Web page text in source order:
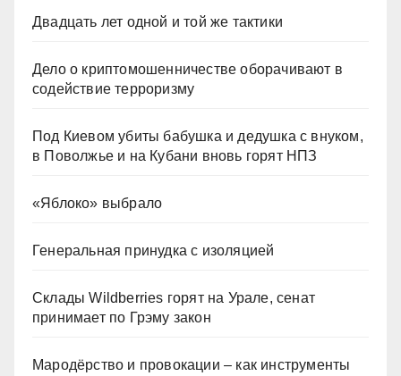
Двадцать лет одной и той же тактики
Дело о криптомошенничестве оборачивают в
содействие терроризму
Под Киевом убиты бабушка и дедушка с внуком,
в Поволжье и на Кубани вновь горят НПЗ
«Яблоко» выбрало
Генеральная принудка с изоляцией
Склады Wildberries горят на Урале, сенат
принимает по Грэму закон
Мародёрство и провокации – как инструменты